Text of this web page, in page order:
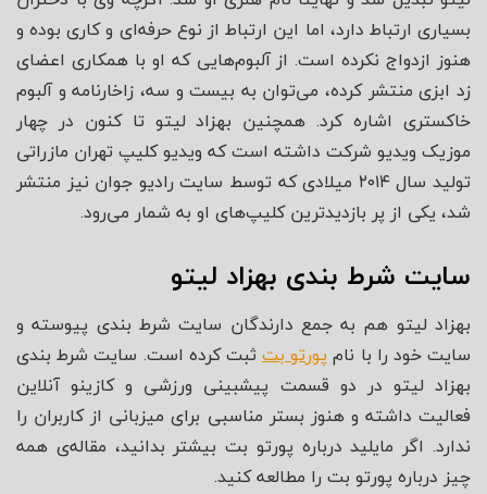
بسیاری ارتباط دارد، اما این ارتباط از نوع حرفه‌ای و کاری بوده و
هنوز ازدواج نکرده است. از آلبوم‌هایی که او با همکاری اعضای
زد ابزی منتشر کرده، می‌توان به بیست و سه، زاخارنامه و آلبوم
خاکستری اشاره کرد. همچنین بهزاد لیتو تا کنون در چهار
موزیک ویدیو شرکت داشته است که ویدیو کلیپ تهران مازراتی
تولید سال ۲۰۱۴ میلادی که توسط سایت رادیو جوان نیز منتشر
شد، یکی از پر بازدیدترین کلیپ‌های او به شمار می‌رود.
سایت شرط بندی بهزاد لیتو
بهزاد لیتو هم به جمع دارندگان سایت شرط بندی پیوسته و
سایت خود را با نام پورتو بت ثبت کرده است. سایت شرط بندی
بهزاد لیتو در دو قسمت پیشبینی ورزشی و کازینو آنلاین
فعالیت داشته و هنوز بستر مناسبی برای میزبانی از کاربران را
ندارد. اگر مایلید درباره پورتو بت بیشتر بدانید، مقاله‌ی همه
چیز درباره پورتو بت را مطالعه کنید.